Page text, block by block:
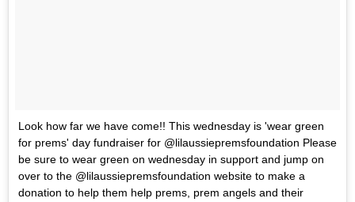
Look how far we have come!! This wednesday is 'wear green
for prems' day fundraiser for @lilaussiepremsfoundation Please
be sure to wear green on wednesday in support and jump on
over to the @lilaussiepremsfoundation website to make a
donation to help them help prems, prem angels and their